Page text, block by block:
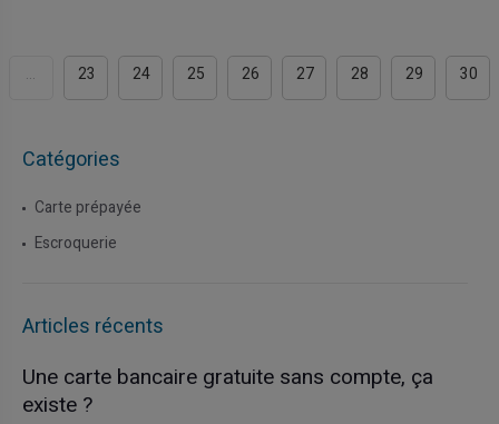
... 23 24 25 26 27 28 29 30
Catégories
Carte prépayée
Escroquerie
Articles récents
Une carte bancaire gratuite sans compte, ça
existe ?